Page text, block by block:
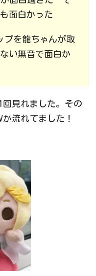
面白かった
プを龍ちゃんが取
い無音で面白か
見れました。その
流れてました！